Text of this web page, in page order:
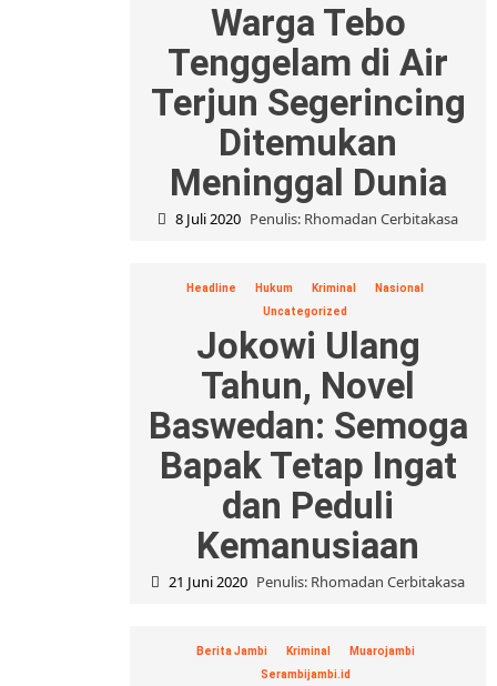
Warga Tebo
Tenggelam di Air
Terjun Segerincing
Ditemukan
Meninggal Dunia
8 Juli 2020 Penulis: Rhomadan Cerbitakasa
Headline Hukum Kriminal
Nasional
Uncategorized
Jokowi Ulang
Tahun, Novel
Baswedan: Semoga
Bapak Tetap Ingat
dan Peduli
Kemanusiaan
21 Juni 2020 Penulis: Rhomadan Cerbitakasa
Berita Jambi Kriminal
Muarojambi
Serambijambi.id